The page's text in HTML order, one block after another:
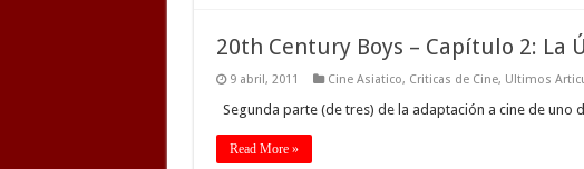
20th Century Boys – Capítulo 2: La
9 abril, 2011 Cine Asiatico, Criticas de Cine, Ultimos
Segunda parte (de tres) de la adaptación a cine de uno
Read More »